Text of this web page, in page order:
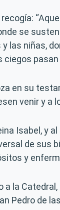
se
las niñas,
pasan
en su
venir y a
Isabel, y
de sus
y
la Catedral,
Pedro de